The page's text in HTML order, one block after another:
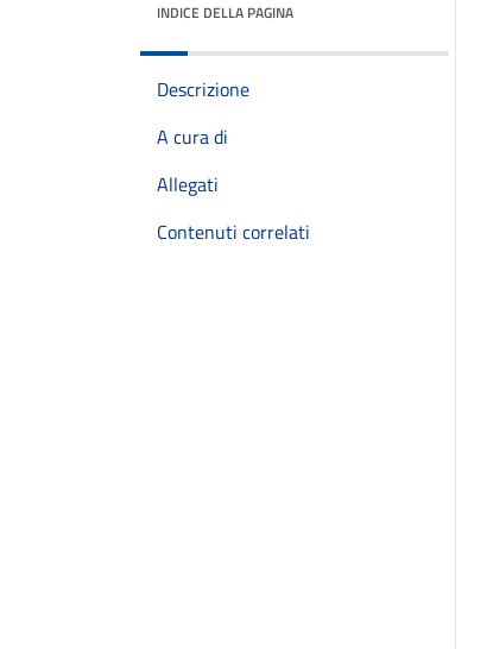
INDICE DELLA PAGINA
Descrizione
A cura di
Allegati
Contenuti correlati